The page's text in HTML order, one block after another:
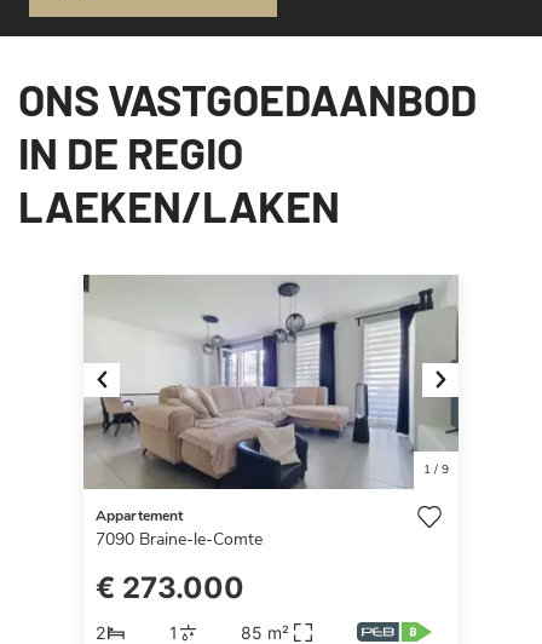
ONS VASTGOEDAANBOD
IN DE REGIO
LAEKEN/LAKEN
Previous Next
1/ 9
Appartement
7090 Braine-le-Comte
€ 273.000
2 1 85 m²